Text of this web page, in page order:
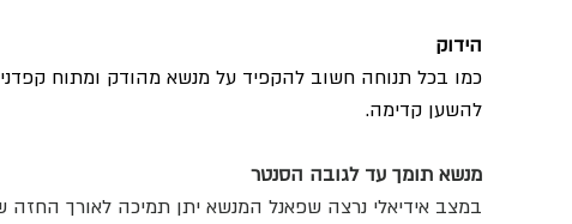
הידוק
כמו בכל תנוחה חשוב להקפיד על מנשא מהודק ומתוח קפדני
להשען קדימה.
מנשא תומך עד לגובה הסנטר
במצב אידיאלי נרצה שפאנל המנשא יתן תמיכה לאורך החזה